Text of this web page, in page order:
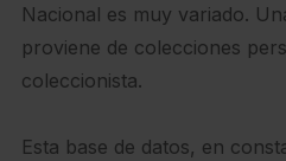
Nacional es muy variado.
proviene de colecciones
coleccionista.
Esta base de datos, en